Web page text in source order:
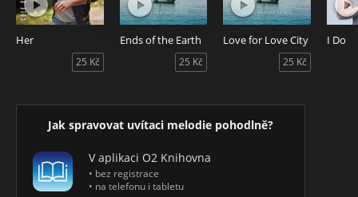
Her
25 Kč
Ends of the Earth
25 Kč
Love for Love City
25 Kč
I Do
Jak spravovat uvítaci melodie pohodlně?
V aplikaci O2 Knihovna
• bez registrace
• na telefonu i tabletu